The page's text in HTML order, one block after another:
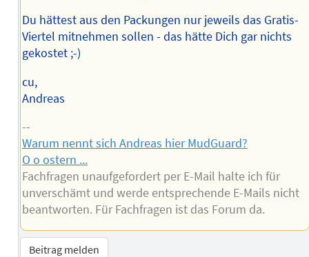
Du hättest aus den Packungen nur jeweils das Gratis-
Viertel mitnehmen sollen - das hätte Dich gar nichts
gekostet ;-)
cu,
Andreas
--
Warum nennt sich Andreas hier MudGuard?
O o ostern ...
Fachfragen unaufgefordert per E-Mail halte ich für
unverschämt und werde entsprechende E-Mails nicht
beantworten. Für Fachfragen ist das Forum da.
Beitrag melden